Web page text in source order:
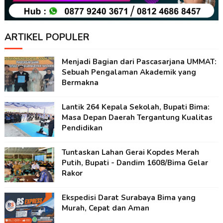
ARTIKEL POPULER
Menjadi Bagian dari Pascasarjana UMMAT:
Sebuah Pengalaman Akademik yang
Bermakna
Lantik 264 Kepala Sekolah, Bupati Bima:
Masa Depan Daerah Tergantung Kualitas
Pendidikan
Tuntaskan Lahan Gerai Kopdes Merah
Putih, Bupati - Dandim 1608/Bima Gelar
Rakor
Ekspedisi Darat Surabaya Bima yang
Murah, Cepat dan Aman